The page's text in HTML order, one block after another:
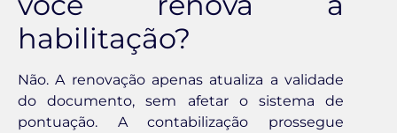
habilitação?
Não. A renovação apenas atualiza a validade
do documento, sem afetar o sistema de
pontuação. A contabilização prossegue